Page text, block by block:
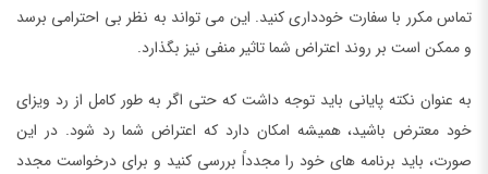
تماس مکرر با سفارت خودداری کنید. این می تواند به نظر بی احترامی برسد
و ممکن است بر روند اعتراض شما تاثیر منفی نیز بگذارد.
به عنوان نکته پایانی باید توجه داشت که حتی اگر به طور کامل از رد ویزای
خود معترض باشید، همیشه امکان دارد که اعتراض شما رد شود. در این
صورت، باید برنامه های خود را مجدداً بررسی کنید و برای درخواست مجدد